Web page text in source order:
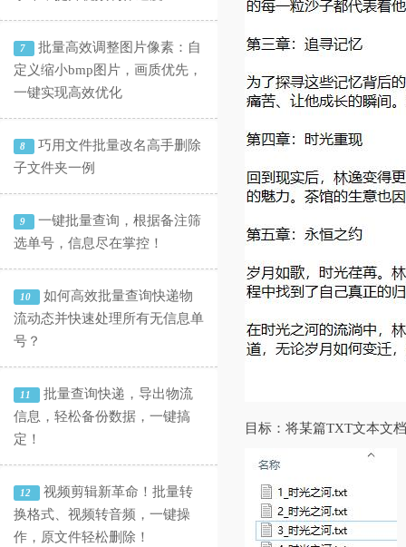
7
批量高效调整图片像素：自
定义缩小bmp图片，画质优先，
一键实现高效优化
8
巧用文件批量改名高手删除
子文件夹一例
9
一键批量查询，根据备注筛
选单号，信息尽在掌控！
10
如何高效批量查询快递物
流动态并快速处理所有无信息单
号？
11
批量查询快递，导出物流
信息，轻松备份数据，一键搞
定！
12
视频剪辑新革命！批量转
换格式、视频转音频，一键操
作，原文件轻松删除！
目标：将某篇TXT文本文